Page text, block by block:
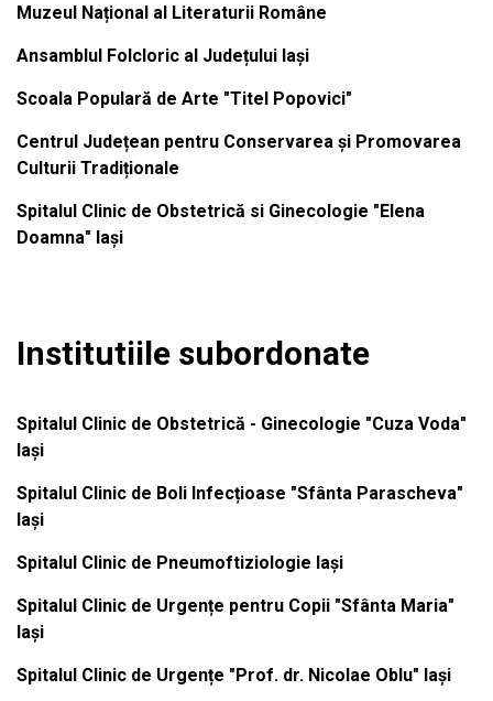
Muzeul Național al Literaturii Române
Ansamblul Folcloric al Județului Iași
Scoala Populară de Arte "Titel Popovici"
Centrul Județean pentru Conservarea și Promovarea
Culturii Tradiționale
Spitalul Clinic de Obstetrică si Ginecologie "Elena
Doamna" Iași
Institutiile subordonate
Spitalul Clinic de Obstetrică - Ginecologie "Cuza Voda"
Iași
Spitalul Clinic de Boli Infecțioase "Sfânta Parascheva"
Iași
Spitalul Clinic de Pneumoftiziologie Iași
Spitalul Clinic de Urgențe pentru Copii "Sfânta Maria"
Iași
Spitalul Clinic de Urgențe "Prof. dr. Nicolae Oblu" Iași